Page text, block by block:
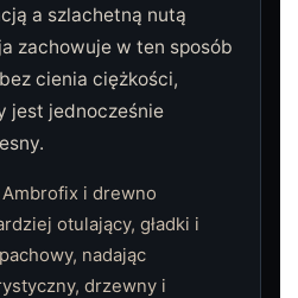
a szlachetną nutą
zachowuje w ten sposób
cienia ciężkości,
jest jednocześnie
i drewno
otulający, gładki i
nadając
drzewny i